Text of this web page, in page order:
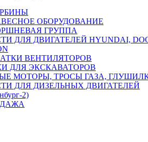
ОБОРУДОВАНИЕ
ГРУППА
ДЛЯ ДВИГАТЕЛЕЙ HYUNDAI,
ВЕНТИЛЯТОРОВ
ДЛЯ ЭКСКАВАТОРОВ
МОТОРЫ, ТРОСЫ ГАЗА,
ДЛЯ ДИЗЕЛЬНЫХ ДВИГАТЕЛЕЙ
2)